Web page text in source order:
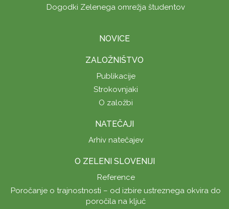
Dogodki Zelenega omrežja študentov
NOVICE
ZALOŽNIŠTVO
Publikacije
Strokovnjaki
O založbi
NATEČAJI
Arhiv natečajev
O ZELENI SLOVENIJI
Reference
Poročanje o trajnostnosti – od izbire ustreznega okvira do
poročila na ključ